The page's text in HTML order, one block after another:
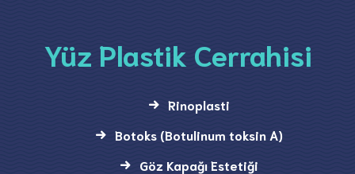
Yüz Plastik Cerrahisi
Rinoplasti
Botoks (Botulinum toksin A)
Göz Kapağı Estetiği